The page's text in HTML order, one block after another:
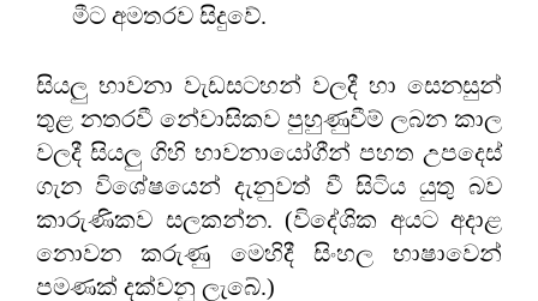
මීට අමතරව සිදුවේ.
සියලු භාවනා වැඩසටහන් වලදී හා සෙනසුන්
තුළ නතරවී නේවාසිකව පුහුණුවීම් ලබන කාල
වලදී සියලු ගිහි භාවනායෝගීන් පහත උපදෙස්
ගැන විශේෂයෙන් දැනුවත් වී සිටිය යුතු බව
කාරුණිකව සලකන්න. (විදේශික අයට අදාළ
‌නොවන කරුණු මෙහිදී සිංහල භාෂාවෙන්
පමණක් දක්වනු ලැබේ.)